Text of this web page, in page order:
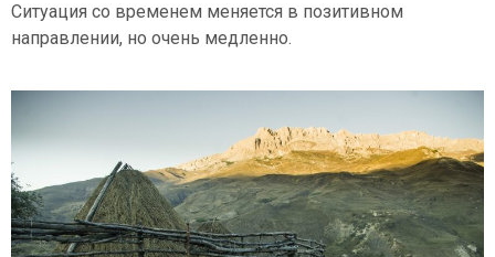
Ситуация со временем меняется в позитивном
направлении, но очень медленно.